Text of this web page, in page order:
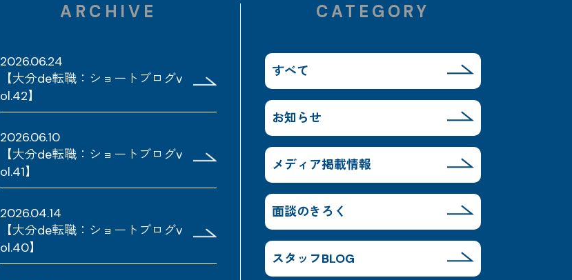
ARCHIVE
2026.06.24
【大分de転職：ショートブログv
ol.42】
2026.06.10
【大分de転職：ショートブログv
ol.41】
2026.04.14
【大分de転職：ショートブログv
ol.40】
CATEGORY
すべて
お知らせ
メディア掲載情報
面談のきろく
スタッフBLOG